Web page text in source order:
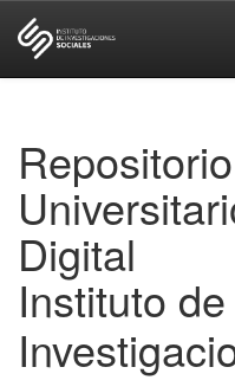
Repositorio
Digital
Instituto de